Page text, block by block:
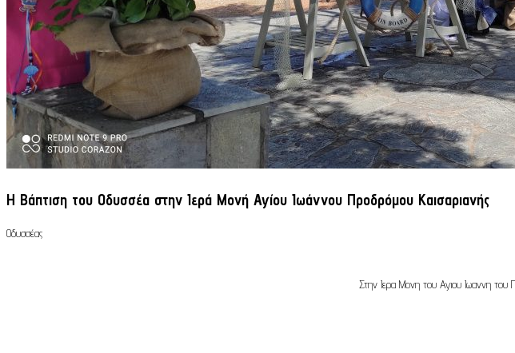
Η Βάπτιση του Οδυσσέα στην Ιερά Μονή Αγίου Ιωάννου Προδρόμου Καισαριανής
Οδυσσέας
Στην Ιερα Μονη του Αγιου Ιωαννη του